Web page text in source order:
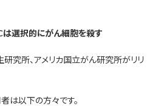
選択的にがん細胞を殺す
研究所、アメリカ国立がん研究所がリリ
は以下の方々です。